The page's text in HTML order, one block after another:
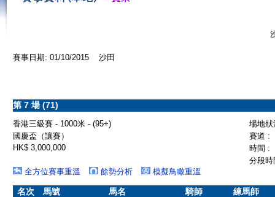
賽事日期: 01/10/2015 沙田
第 7 場 (71)
香港三級賽 - 1000米 - (95+)
場地
國慶盃（讓賽）
賽道 :
HK$ 3,000,000
時間 :
分段
全方位賽事重溫
餘勢分析 模擬鳥瞰重溫
名次 馬號 馬名 騎師 練馬師